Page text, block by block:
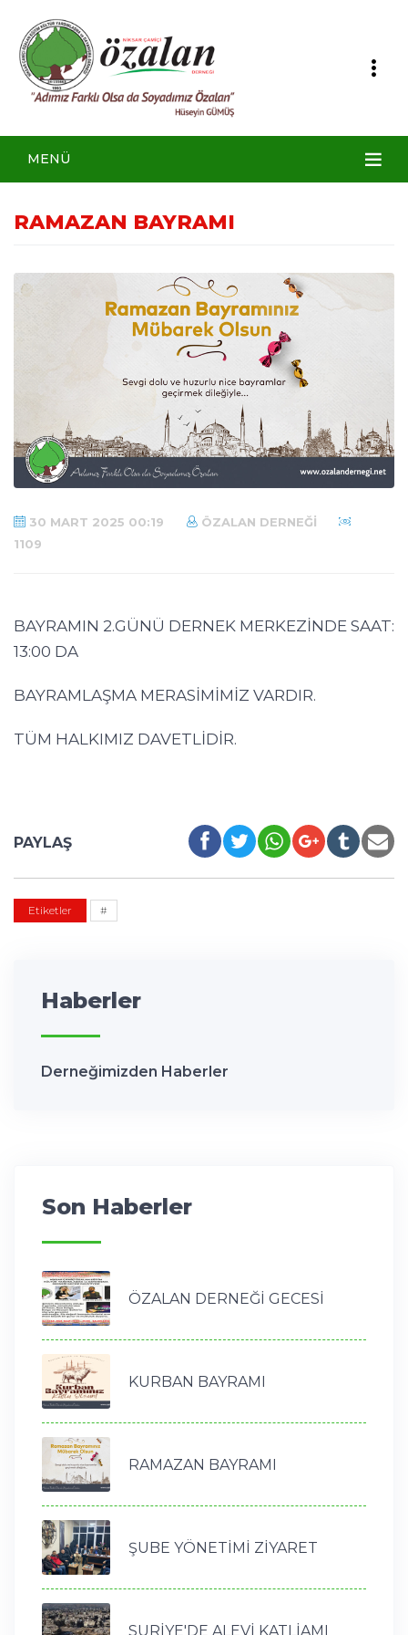
MENÜ
RAMAZAN BAYRAMI
30 MART 2025 00:19
ÖZALAN DERNEĞI
1109
BAYRAMIN 2.GÜNÜ DERNEK MERKEZİNDE SAAT:
13:00 DA
BAYRAMLAŞMA MERASİMİMİZ VARDIR.
TÜM HALKIMIZ DAVETLİDİR.
PAYLAŞ
Etiketler #
Haberler
Derneğimizden Haberler
Son Haberler
ÖZALAN DERNEĞİ GECESİ
KURBAN BAYRAMI
RAMAZAN BAYRAMI
ŞUBE YÖNETİMİ ZİYARET
SURİYE'DE ALEVİ KATLİAMI